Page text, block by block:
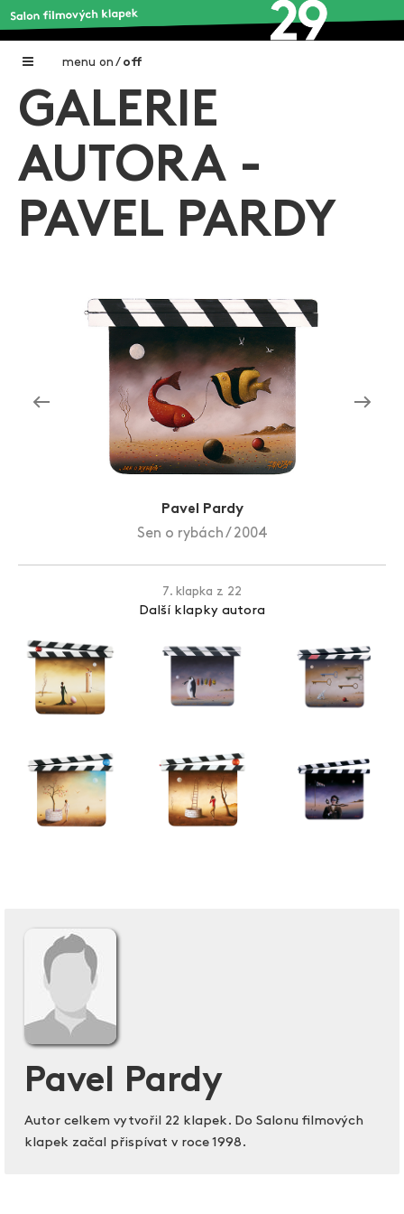
menu on / off
Home
Galerie filmových klapek
Autoři filmových klapek
Aktuální výstavy
Aukce filmových klapek
Zlín Film Festival
GALERIE
AUTORA -
PAVEL PARDY
Pavel Pardy
Sen o rybách / 2004
7. klapka z 22
Další klapky autora
Pavel Pardy
Autor celkem vytvořil 22 klapek. Do Salonu filmových
klapek začal přispívat v roce 1998.